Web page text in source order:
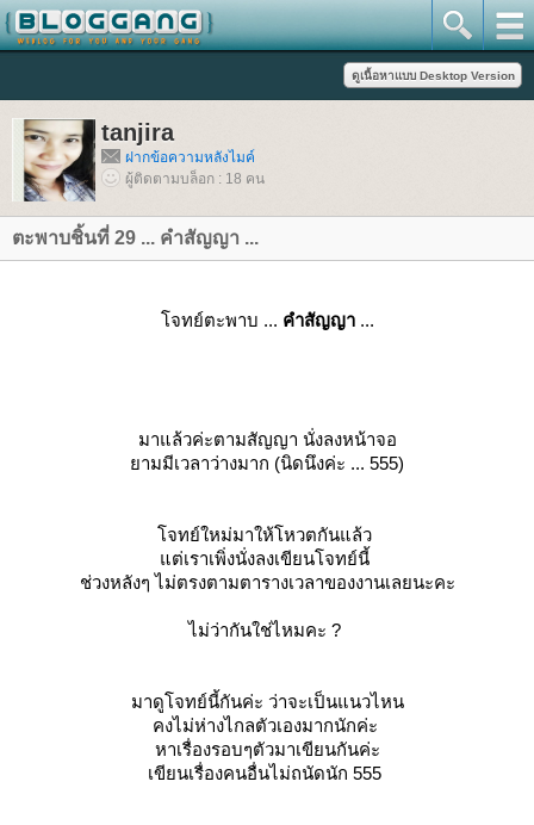
tanjira
ฝากข้อความหลังไมค์
ผู้ติดตามบล็อก : 18 คน
ตะพาบชิ้นที่ 29 ... คำสัญญา ...
จทย์ตะพาบ ... คำสัญญา...
มาแล้วค่ะตามสัญญา นั่งลงหน้าจอ
ามมีเวลาว่างมาก (นิดนึงค่ะ ... 555)
จทย์ใหม่มาให้โหวตกันแล้ว
ต่เราเพิ่งนั่งลงเขียนโจทย์นี้
ช่วงหลังๆ ไม่ตรงตามตารางเวลาของงานเลยนะคะ
ไม่ว่ากันใช่ไหมคะ ?
มาดูโจทย์นี้กันค่ะ ว่าจะเป็นแนวไหน
คงไม่ห่างไกลตัวเองมากนักค่ะ
หาเรื่องรอบๆตัวมาเขียนกันค่ะ
เขียนเรื่องคนอื่นไม่ถนัดนัก 555